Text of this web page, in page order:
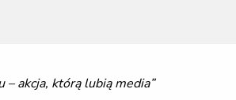
– akcja, którą lubią media”